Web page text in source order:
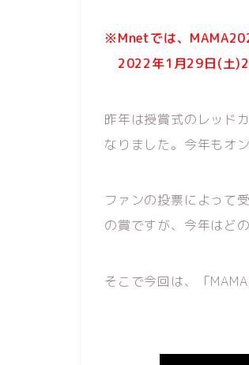
※Mnetでは、
2022年1月29日(土
昨年は授賞式のレッド
なりました。今年もオ
ファンの投票によって
の賞ですが、今年はど
そこで今回は、「